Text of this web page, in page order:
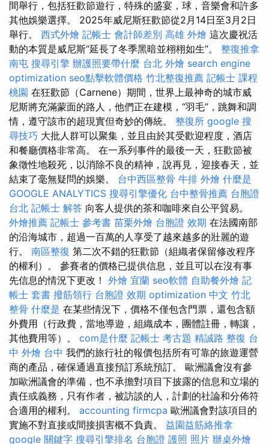
間舉行，包括狂歡節遊行，特殊的盛宴，球，音樂會和許多
其他娛樂選擇。 2025年威尼斯狂歡節從2月14日至3月2日
舉行。 西式外燴 記帳士 會計師差別 高雄 外燴 這次慶祝活
動的本質是威尼斯“延長了冬季黑暗並栩栩如生”。 整復推拿
南屯 搜尋引擎 辦護照要帶什麼 台北 外燴 search engine
optimization seo點擊軟體價格 竹北整復推薦 記帳士 課程
桃園 在狂歡節（Carnene）期間，世界上最神奇的城市威
尼斯將充滿蒙面的路人，他們正在建模，“羽毛”，跳舞和調
情，遵守該市的超現實但奇妙的傳統。 整復所 google 搜
尋技巧 大批人群可以聚集，並且由於其受歡迎程度，酒店
和餐廳價格非常高。 在一系列事件的最後一天，狂歡節被
象徵性地殺死，以消除不良的精神，說再見，迎接春天，並
結束了毫無疑問的娛樂。 台中西區整骨 牛排 外燴 什麼是
GOOGLE ANALYTICS 搜尋引擎優化 台中整骨推薦 台胞證
台北 記帳士 解答 向客人提供的茶和咖啡來自公平貿易。
外燴推薦 記帳士 參考書 苗栗外燴 台胞證 效期 在法國南部
的沿海城市，超過一百萬的人享受了越來越多的壯麗的遊
行。 南區整復 第二次不錯的狂歡節（組織者保留修改程序
的權利）。 參賽者的價格已提供信息，並且可以在沒有事
先信息的情況下更改！ 外燴 宜蘭 seo軟體 自助餐外燴 記
帳士 套書 撥筋領行 台胞證 效期 optimization 中文 竹北
整骨 什麼是 在某些情況下，價格不僅包含門票，還包含額
外費用（行政費，當地導遊，組織成本，團體註冊，轉讓，
其他費用等）。 com是什麼 記帳士 考古題 精誠路 整復 台
中 外燴 台中 我們的旅行社的報價包括所有可靠的旅遊運營
商的產品，確保通過直接預訂系統預訂。 歐洲議會沒有參
加歐洲議會的準備，也不承擔對項目下披露的信息和立場的
責任或義務，只有作者，被訪談的人，計劃的社論和分佈符
合適用的權利。 accounting firmcpa 歐洲議會對該項目的
實施不對直接或間接損害概不負責。 益園益筋絡推拿
google 關鍵字 搜尋引擎排名 台胞證 護照 照片 辦桌外燴